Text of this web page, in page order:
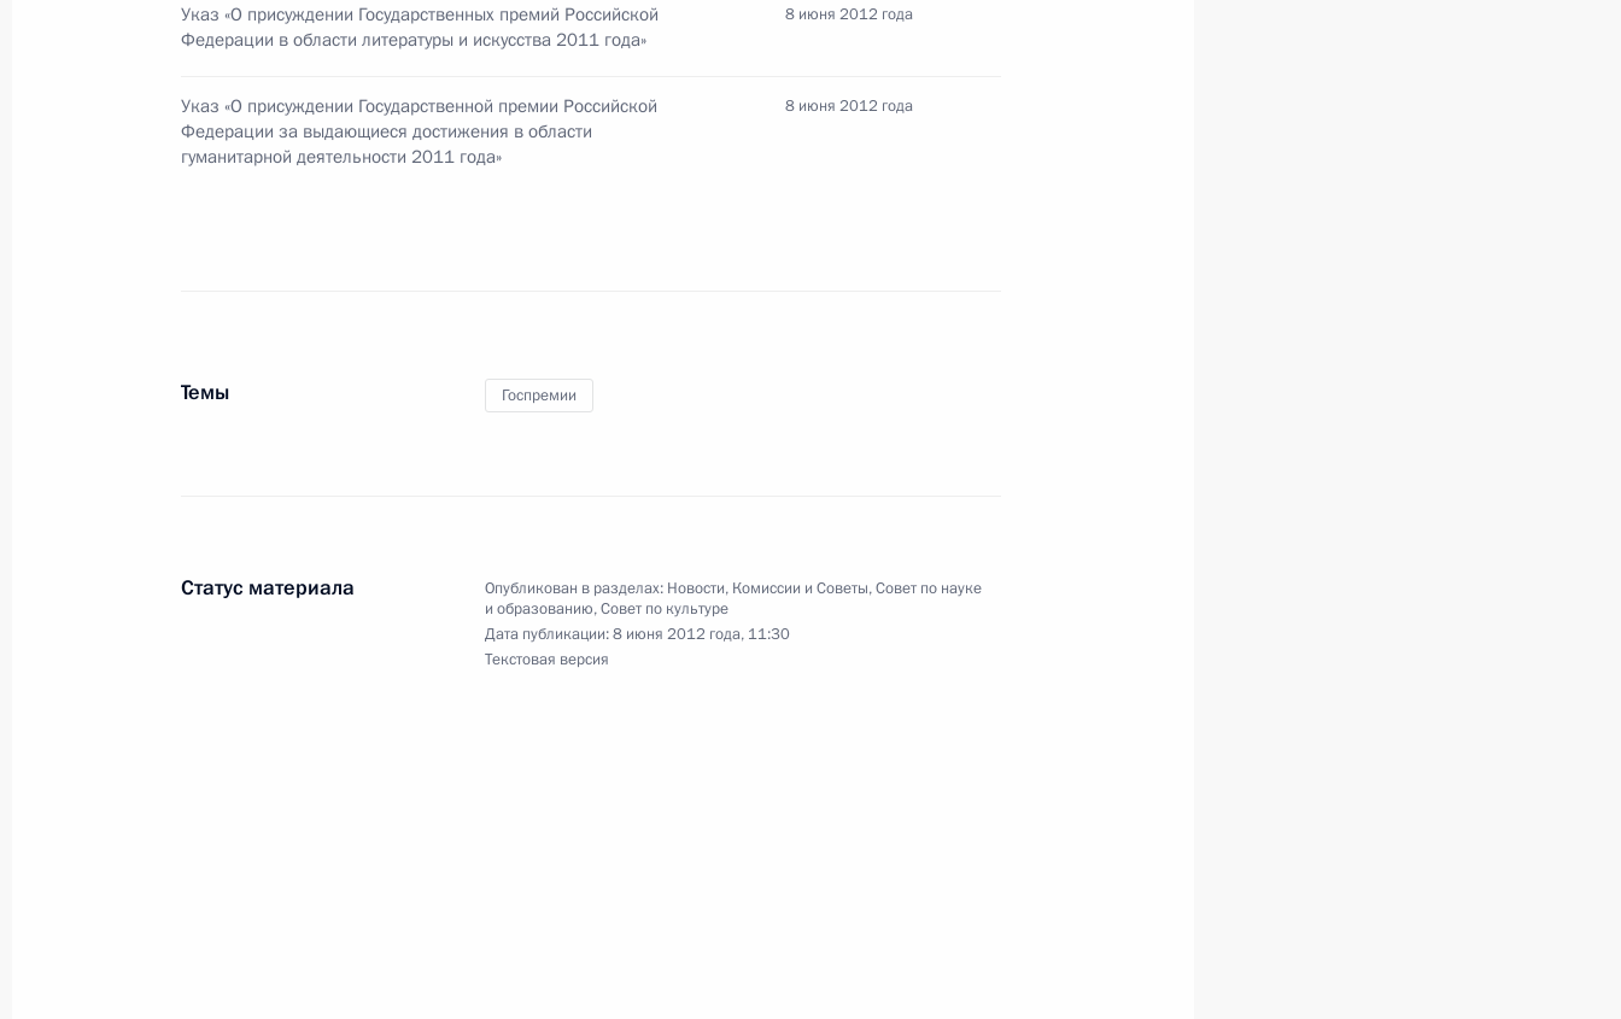
Поздравление теннисистке Марии Шараповой
Указ «О присуждении Государственных премий Российской
Федерации в области литературы и искусства 2011 года»
8 июня 2012 года
Указ «О присуждении Государственной премии Российской
Федерации за выдающиеся достижения в области
гуманитарной деятельности 2011 года»
8 июня 2012 года
Темы Госпремии
Статус материала Опубликован в разделах: Новости, Комиссии и Советы,Совет по науке
и образованию,Совет по культуре
Дата публикации:8 июня 2012 года, 11:30
Текстовая версия